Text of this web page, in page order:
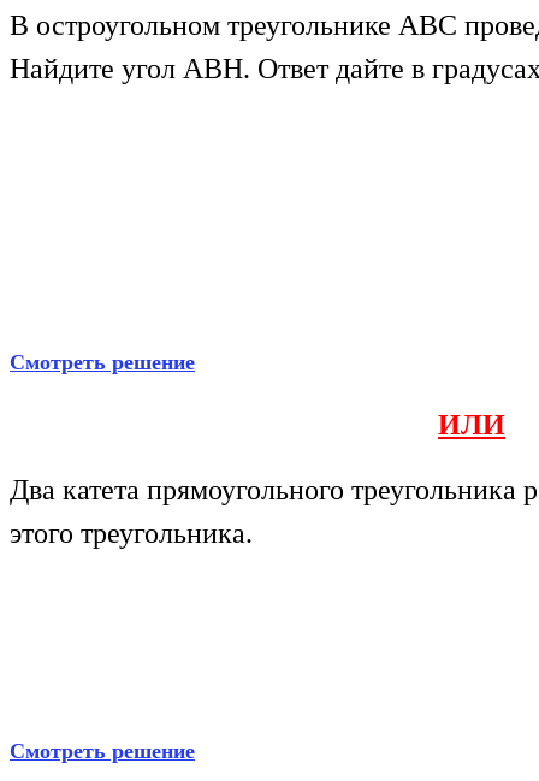
В остроугольном треугольнике АВС
Найдите угол АBН. Ответ дайте в
Смотреть решение
ИЛИ
Два катета прямоугольного
этого треугольника.
Смотреть решение